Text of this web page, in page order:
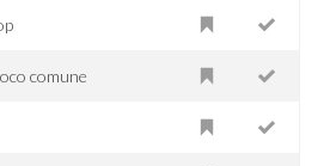
comune